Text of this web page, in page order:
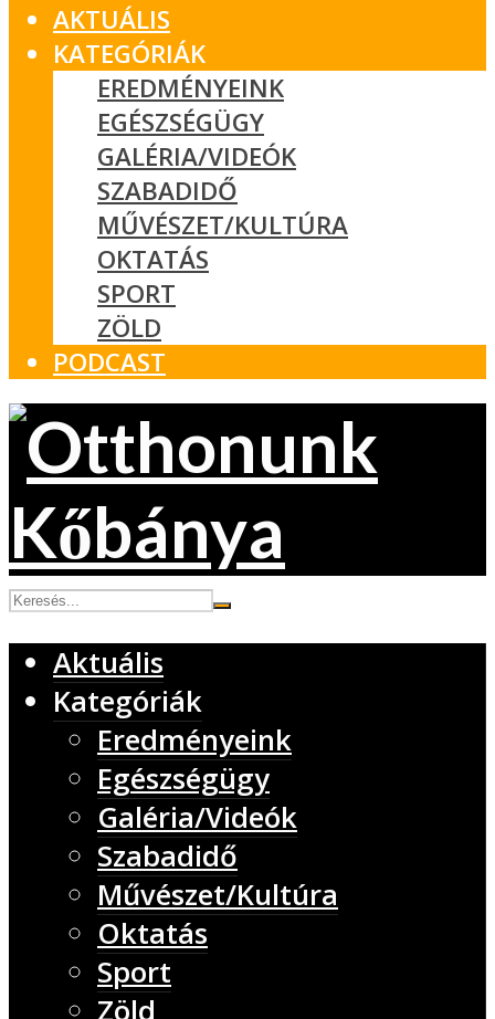
AKTUÁLIS
KATEGÓRIÁK
EREDMÉNYEINK
EGÉSZSÉGÜGY
GALÉRIA/VIDEÓK
SZABADIDŐ
MŰVÉSZET/KULTÚRA
OKTATÁS
SPORT
ZÖLD
PODCAST
Aktuális
Kategóriák
Eredményeink
Egészségügy
Galéria/Videók
Szabadidő
Művészet/Kultúra
Oktatás
Sport
Zöld